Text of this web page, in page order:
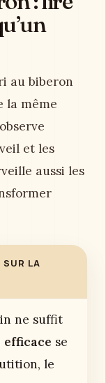
au biberon
la même
et les
aussi les
SUR LA
ne suffit
efficace se
le